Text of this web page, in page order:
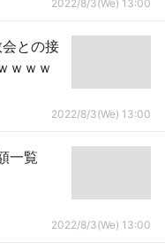
2022/8/3(We) 13:00
会との接
ｗｗｗ
2022/8/3(We) 13:00
一覧
2022/8/3(We) 13:00